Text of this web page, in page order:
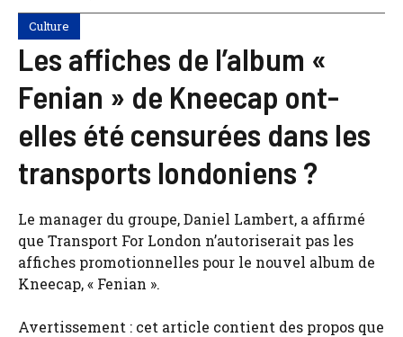
Culture
Les affiches de l’album «
Fenian » de Kneecap ont-
elles été censurées dans les
transports londoniens ?
Le manager du groupe, Daniel Lambert, a affirmé
que Transport For London n’autoriserait pas les
affiches promotionnelles pour le nouvel album de
Kneecap, « Fenian ».
Avertissement : cet article contient des propos que